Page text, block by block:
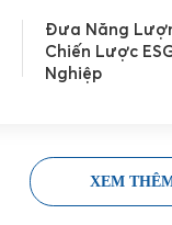
Đưa Năng
Chiến Lược
Nghiệp
XEM